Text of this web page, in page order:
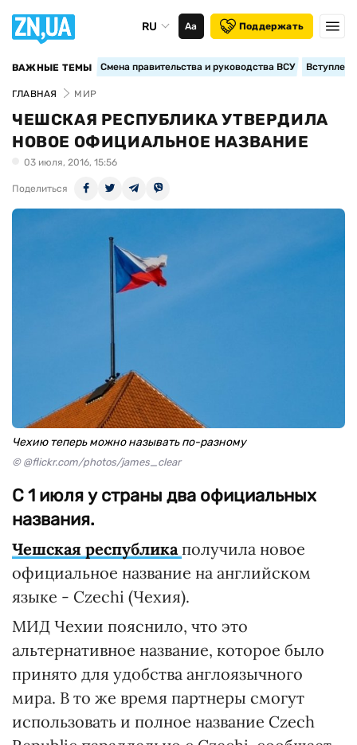
RU Аа Поддержать
ВАЖНЫЕ ТЕМЫ Смена правительства и руководства ВСУ
ГЛАВНАЯ МИР
ЧЕШСКАЯ РЕСПУБЛИКА УТВЕРДИЛА
НОВОЕ ОФИЦИАЛЬНОЕ НАЗВАНИЕ
03 июля, 2016, 15:56
Поделиться
Чехию теперь можно называть по-разному
© @flickr.com/photos/james_clear
С 1 июля у страны два официальных
названия.
Чешская республика получила новое
официальное название на английском
языке - Czechi (Чехия).
МИД Чехии пояснило, что это
альтернативное название, которое было
принято для удобства англоязычного
мира. В то же время партнеры смогут
использовать и полное название Czech